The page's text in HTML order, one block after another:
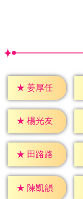
★ 姜厚任
★ 楊光友
★ 田路路
★ 陳凱韻